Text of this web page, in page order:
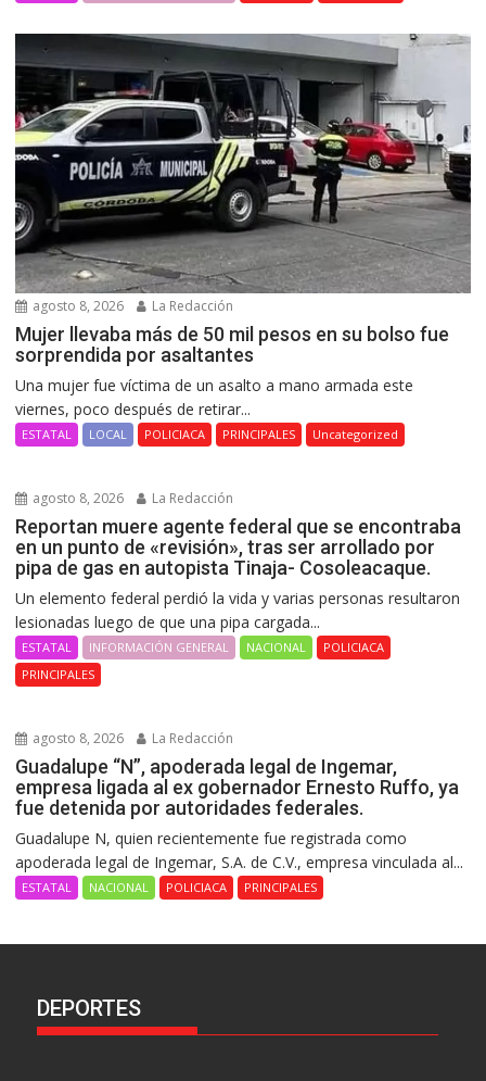
agosto 8, 2026 La Redacción
Mujer llevaba más de 50 mil pesos en su bolso fue
sorprendida por asaltantes
Una mujer fue víctima de un asalto a mano armada este
viernes, poco después de retirar...
ESTATAL LOCAL POLICIACA PRINCIPALES Uncategorized
agosto 8, 2026 La Redacción
Reportan muere agente federal que se encontraba
en un punto de «revisión», tras ser arrollado por
pipa de gas en autopista Tinaja- Cosoleacaque.
Un elemento federal perdió la vida y varias personas resultaron
lesionadas luego de que una pipa cargada...
ESTATAL INFORMACIÓN GENERAL NACIONAL
POLICIACA
PRINCIPALES
agosto 8, 2026 La Redacción
Guadalupe “N”, apoderada legal de Ingemar,
empresa ligada al ex gobernador Ernesto Ruffo, ya
fue detenida por autoridades federales.
Guadalupe N, quien recientemente fue registrada como
apoderada legal de Ingemar, S.A. de C.V., empresa vinculada al...
ESTATAL NACIONAL POLICIACA PRINCIPALES
DEPORTES